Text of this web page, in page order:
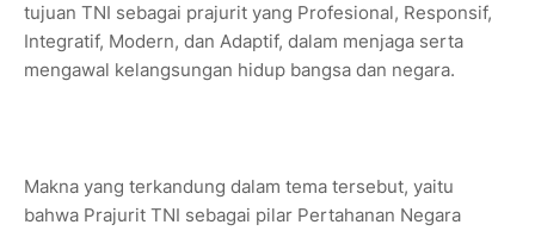
tujuan TNI sebagai prajurit yang Profesional, Responsif,
Integratif, Modern, dan Adaptif, dalam menjaga serta
mengawal kelangsungan hidup bangsa dan negara.
Makna yang terkandung dalam tema tersebut, yaitu
bahwa Prajurit TNI sebagai pilar Pertahanan Negara